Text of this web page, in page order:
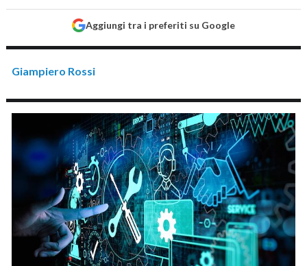
Aggiungi tra i preferiti su Google
Giampiero Rossi